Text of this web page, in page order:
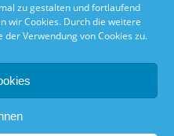
zu gestalten und fortlaufend
wir Cookies. Durch die weitere
Verwendung von Cookies zu.
Antworten